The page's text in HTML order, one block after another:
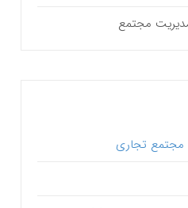
مجتمع
مجتمع تجاری